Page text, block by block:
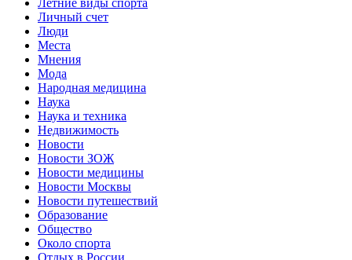
Личный счет
Люди
Места
Мнения
Мода
Народная медицина
Наука
Наука и техника
Недвижимость
Новости
Новости ЗОЖ
Новости медицины
Новости Москвы
Новости путешествий
Образование
Общество
Около спорта
Отдых в России